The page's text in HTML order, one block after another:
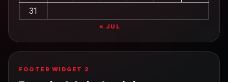
31
« JUL
FOOTER WIDGET 2